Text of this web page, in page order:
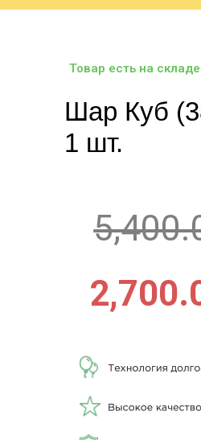
Товар есть на складе
Шар Куб
1 шт.